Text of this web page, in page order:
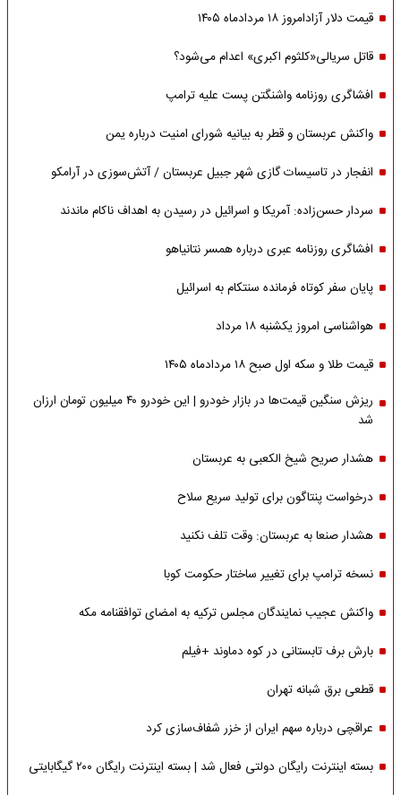
قیمت دلار آزادامروز ۱۸ مردادماه ۱۴۰۵
قاتل سریالی«کلثوم اکبری» اعدام می‌شود؟
افشاگری روزنامه واشنگتن پست علیه ترامپ
واکنش عربستان و قطر به بیانیه شورای امنیت درباره یمن
انفجار در تاسیسات گازی شهر جبیل عربستان / آتش‌سوزی در آرامکو
سردار حسن‌زاده: آمریکا و اسرائیل در رسیدن به اهداف ناکام ماندند
افشاگری روزنامه عبری درباره همسر نتانیاهو
پایان سفر کوتاه فرمانده سنتکام به اسرائیل
هواشناسی امروز یکشنبه ۱۸ مرداد
قیمت طلا و سکه اول صبح ۱۸ مردادماه ۱۴۰۵
ریزش سنگین قیمت‌ها در بازار خودرو | این خودرو ۴۰ میلیون تومان ارزان
شد
هشدار صریح شیخ الکعبی به عربستان
درخواست پنتاگون برای تولید سریع سلاح
هشدار صنعا به عربستان: وقت تلف نکنید
نسخه ترامپ برای تغییر ساختار حکومت کوبا
واکنش عجیب نمایندگان مجلس ترکیه به امضای توافقنامه مکه
بارش برف تابستانی در کوه دماوند +فیلم
قطعی برق شبانه تهران
عراقچی درباره سهم ایران از خزر شفاف‌سازی کرد
بسته اینترنت رایگان دولتی فعال شد | بسته اینترنت رایگان ۲۰۰ گیگابایتی